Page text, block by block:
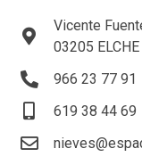
Vicente
03205
966 23 77 91
619 38 44 69